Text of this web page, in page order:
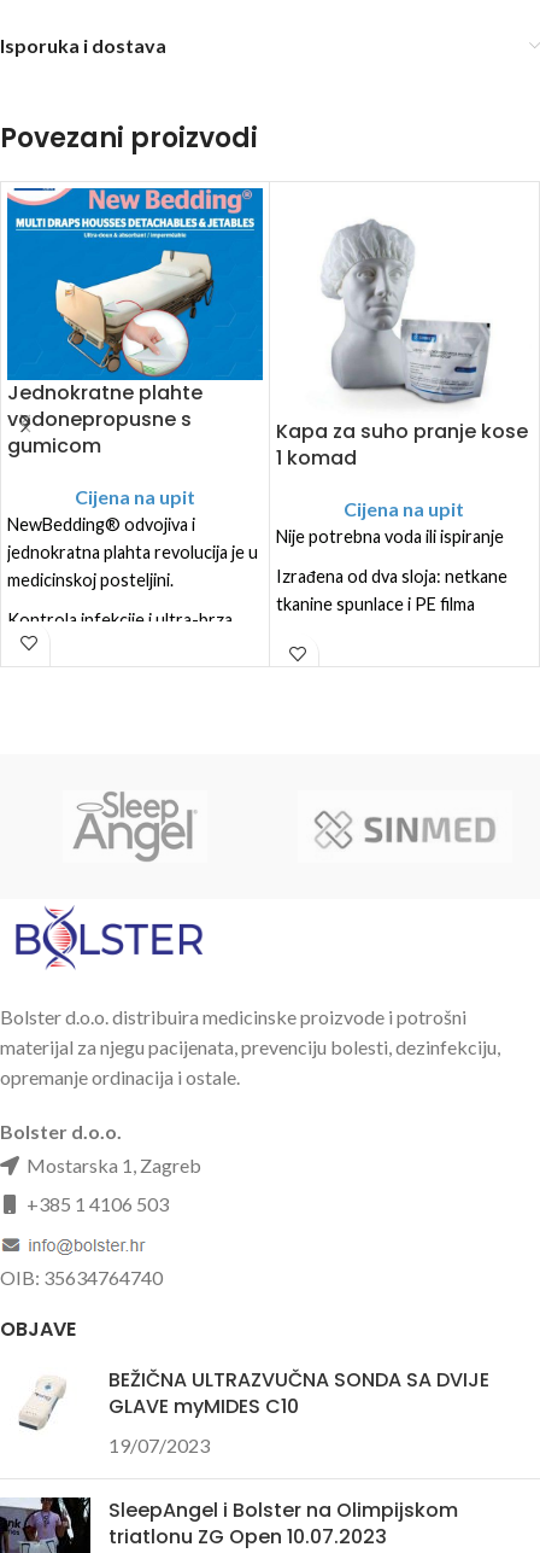
Isporuka i dostava
Povezani proizvodi
Jednokratne plahte
vodonepropusne s
gumicom
Cijena na upit
NewBedding® odvojiva i
jednokratna plahta revolucija je u
medicinskoj posteljini.
Kontrola infekcije i ultra-brza
izmjena
promjena
isporučivo u 3 ili 5 odvojivih
https://www.youtube.com/watch?
v=3bbpFqnvyrw
Kapa za suho pranje kose
1 komad
Cijena na upit
Nije potrebna voda ili ispiranje
Izrađena od dva sloja: netkane
tkanine spunlace i PE filma
Univerzalna veličina
mikrovalnoj pećnici
Bez lateksa
Bolster d.o.o. distribuira medicinske proizvode i potrošni
materijal za njegu pacijenata, prevenciju bolesti, dezinfekciju,
opremanje ordinacija i ostale.
Bolster d.o.o.
Mostarska 1, Zagreb
+385 1 4106 503
OIB: 35634764740
OBJAVE
BEŽIČNA ULTRAZVUČNA SONDA SA DVIJE
GLAVE myMIDES C10
19/07/2023
SleepAngel i Bolster na Olimpijskom
triatlonu ZG Open 10.07.2023